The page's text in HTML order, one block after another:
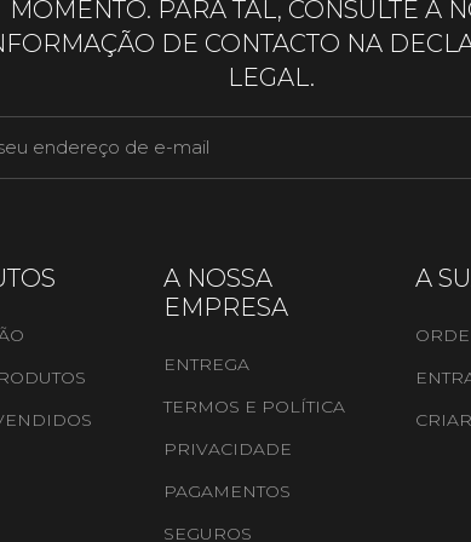
MOMENTO. PARA TAL, CONSULTE A
DE CONTACTO NA
LEGAL.
A NOSSA
EMPRESA
ENTREGA
TERMOS E POLÍTICA
PRIVACIDADE
PAGAMENTOS
SEGUROS
A